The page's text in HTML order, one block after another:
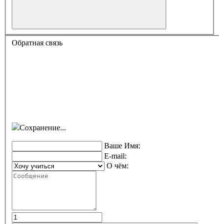
Обратная связь
Сохранение...
Ваше Имя:
E-mail:
О чём: